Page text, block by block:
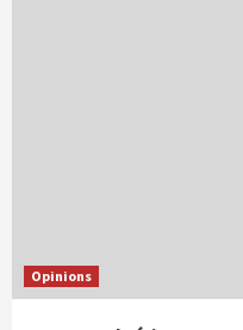
Opinions